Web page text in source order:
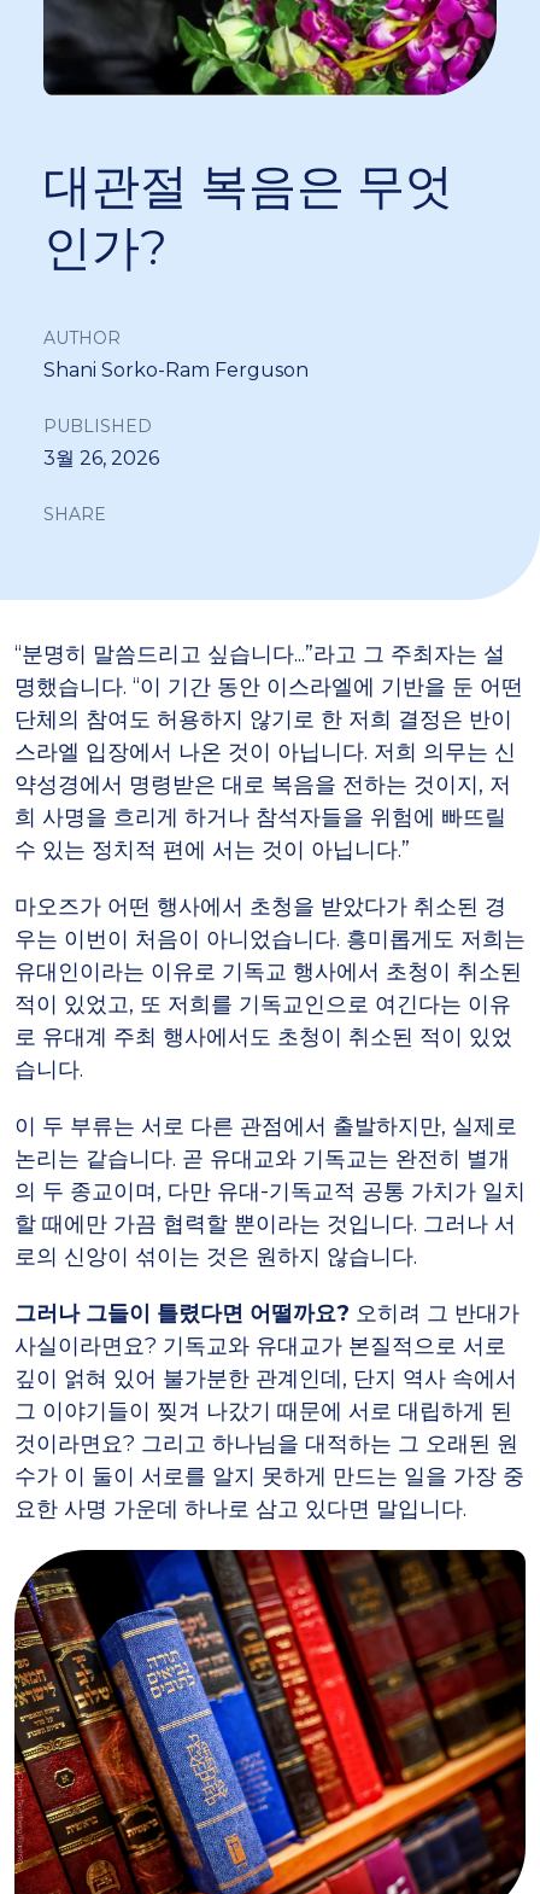
대관절 복음은 무엇
인가?
AUTHOR
Shani Sorko-Ram Ferguson
PUBLISHED
3월 26, 2026
SHARE
“분명히 말씀드리고 싶습니다...”라고 그 주최자는 설
명했습니다. “이 기간 동안 이스라엘에 기반을 둔 어떤
단체의 참여도 허용하지 않기로 한 저희 결정은 반이
스라엘 입장에서 나온 것이 아닙니다. 저희 의무는 신
약성경에서 명령받은 대로 복음을 전하는 것이지, 저
희 사명을 흐리게 하거나 참석자들을 위험에 빠뜨릴
수 있는 정치적 편에 서는 것이 아닙니다.”
마오즈가 어떤 행사에서 초청을 받았다가 취소된 경
우는 이번이 처음이 아니었습니다. 흥미롭게도 저희는
유대인이라는 이유로 기독교 행사에서 초청이 취소된
적이 있었고, 또 저희를 기독교인으로 여긴다는 이유
로 유대계 주최 행사에서도 초청이 취소된 적이 있었
습니다.
이 두 부류는 서로 다른 관점에서 출발하지만, 실제로
논리는 같습니다. 곧 유대교와 기독교는 완전히 별개
의 두 종교이며, 다만 유대-기독교적 공통 가치가 일치
할 때에만 가끔 협력할 뿐이라는 것입니다. 그러나 서
로의 신앙이 섞이는 것은 원하지 않습니다.
그러나 그들이 틀렸다면 어떨까요? 오히려 그 반대가
사실이라면요? 기독교와 유대교가 본질적으로 서로
깊이 얽혀 있어 불가분한 관계인데, 단지 역사 속에서
그 이야기들이 찢겨 나갔기 때문에 서로 대립하게 된
것이라면요? 그리고 하나님을 대적하는 그 오래된 원
수가 이 둘이 서로를 알지 못하게 만드는 일을 가장 중
요한 사명 가운데 하나로 삼고 있다면 말입니다.